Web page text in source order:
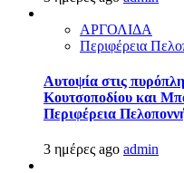
ΑΡΓΟΛΙΔΑ
Περιφέρεια
Αυτοψία στις
Κουτσοποδίου και
Περιφέρεια
3 ημέρες ago admin